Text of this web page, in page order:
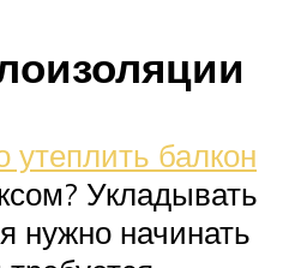
утеплить балкон
Укладывать
нужно начинать